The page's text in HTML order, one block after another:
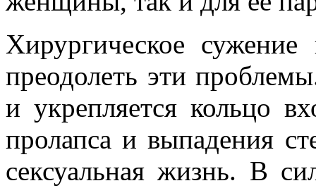
Хирургическое
преодолеть эти
и укрепляется кольцо
пролапса и выпадения
сексуальная жизнь. В